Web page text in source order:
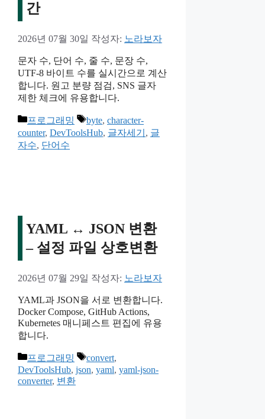
간
2026년 07월 30일 작성자: 노라보자
문자 수, 단어 수, 줄 수, 문장 수,
UTF-8 바이트 수를 실시간으로 계산
합니다. 원고 분량 점검, SNS 글자
제한 체크에 유용합니다.
카
테
고
프로그래밍
태
그
byte, character-
counter, DevToolsHub, 글자세기 , 글
자수, 단어수
YAML ↔ JSON 변환
– 설정 파일 상호변환
2026년 07월 29일 작성자: 노라보자
YAML과 JSON을 서로 변환합니다.
Docker Compose, GitHub Actions,
Kubernetes 매니페스트 편집에 유용
합니다.
카
테
고
프로그래밍
태
그
convert,
DevToolsHub, json, yaml, yaml-json-
converter, 변환